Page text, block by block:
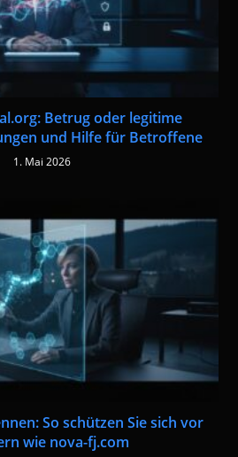
Betrug oder legitime
und Hilfe für Betroffene
1. Mai 2026
So schützen Sie sich vor
wie nova-fj.com